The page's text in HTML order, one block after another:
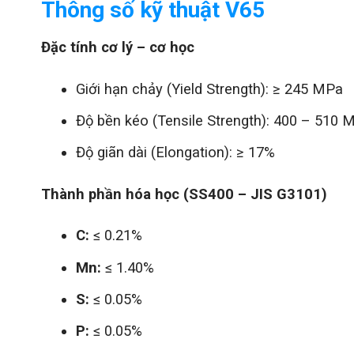
Thông số kỹ thuật V65
Đặc tính cơ lý – cơ học
Giới hạn chảy (Yield Strength): ≥ 245 MPa
Độ bền kéo (Tensile Strength): 400 – 510
Độ giãn dài (Elongation): ≥ 17%
Thành phần hóa học (SS400 – JIS G3101)
C: ≤ 0.21%
Mn: ≤ 1.40%
S: ≤ 0.05%
P: ≤ 0.05%